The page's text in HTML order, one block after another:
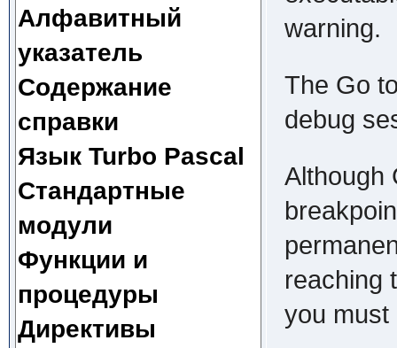
Алфавитный
указатель
Содержание
справки
Язык Turbo Pascal
Стандартные
модули
Функции и
процедуры
Директивы
warning.
The Go
debug
Although
reaching
you must